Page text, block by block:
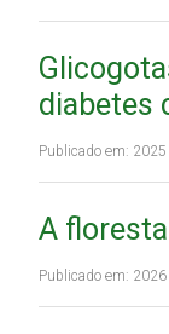
diabetes
Publicado em: 2025
A
Publicado em: 2026